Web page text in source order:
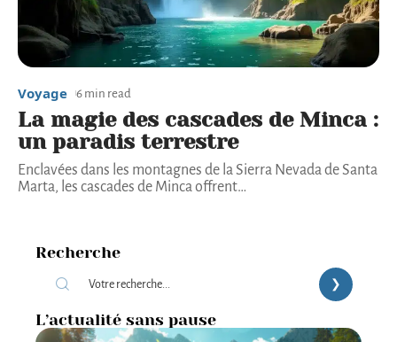
Voyage 6 min read
La magie des cascades de Minca :
un paradis terrestre
Enclavées dans les montagnes de la Sierra Nevada de Santa
Marta, les cascades de Minca offrent…
Recherche
L’actualité sans pause